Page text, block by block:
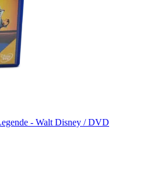
- Walt Disney / DVD